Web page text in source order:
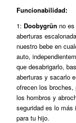
Funcionabilidad:
1: Doobygrün no
aberturas
nuestro bebe en
auto,
que desabrigarlo,
aberturas y sacarlo
ofrecen los
los hombros y
seguridad es lo más
para tu hijo.